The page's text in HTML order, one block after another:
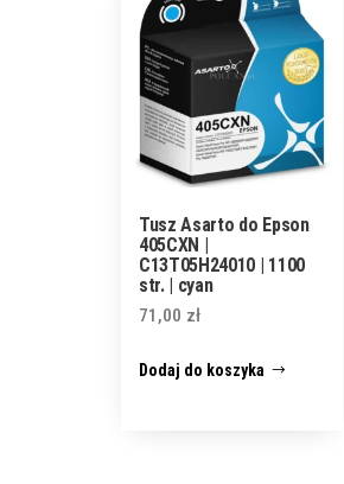
Tusz Asarto do Epson
405CXN |
C13T05H24010 | 1100
str. | cyan
71,00 zł
Dodaj do koszyka